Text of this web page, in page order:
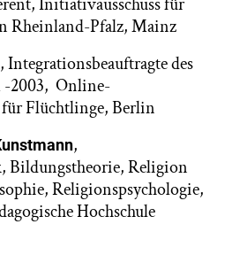
Pfalz, Mainz
, Integrationsbeauftragte des
-2003, Online-
Flüchtlinge, Berlin
,
Bildungstheorie, Religion
Religionspsychologie,
Hochschule